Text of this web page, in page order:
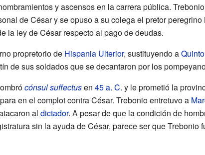
y ascensos en la carrera pública.
de César y se opuso a su colega el pretor
la ley de César respecto al pago de deudas.
propretorio de Hispania Ulterior, sustituyendo a
de sus soldados que se decantaron por los
cónsul suffectusen 45 a. C. y le prometió la
en el complot contra César. Trebonio entretuvo a
al dictador. A pesar de que la condición de
sin la ayuda de César, parece ser que Trebonio